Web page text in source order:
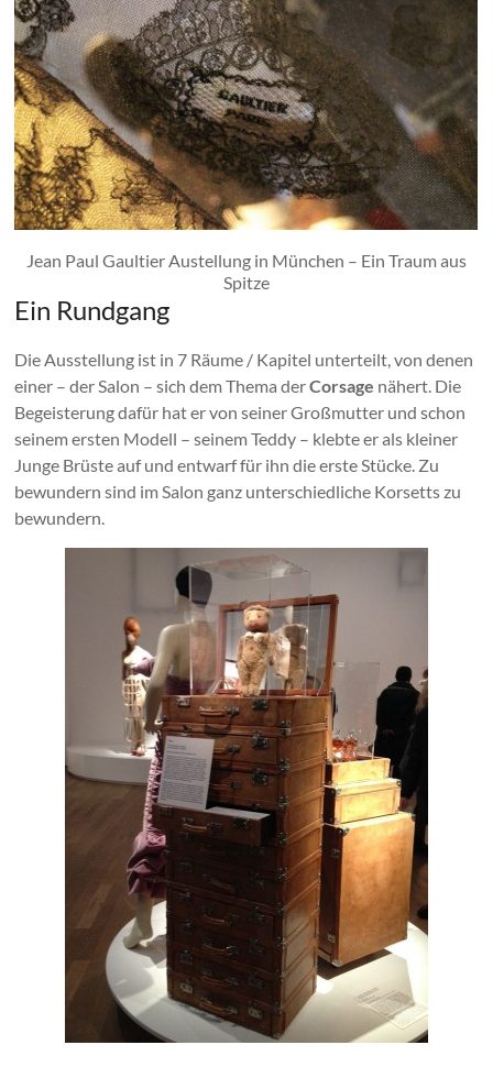
Jean Paul Gaultier Austellung in München – Ein Traum aus
Spitze
Ein Rundgang
Die Ausstellung ist in 7 Räume / Kapitel unterteilt, von denen
einer – der Salon – sich dem Thema derCorsage nähert. Die
Begeisterung dafür hat er von seiner Großmutter und schon
seinem ersten Modell – seinem Teddy – klebte er als kleiner
Junge Brüste auf und entwarf für ihn die erste Stücke. Zu
bewundern sind im Salon ganz unterschiedliche Korsetts zu
bewundern.